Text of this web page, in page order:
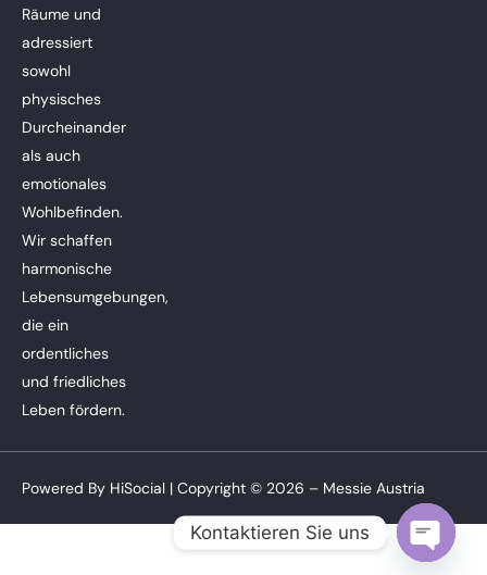
Räume und
adressiert
sowohl
physisches
Durcheinander
als auch
emotionales
Wohlbefinden.
Wir schaffen
harmonische
Lebensumgebungen,
die ein
ordentliches
und friedliches
Leben fördern.
Powered By HiSocial | Copyright © 2026 – Messie Austria
Kontaktieren Sie uns